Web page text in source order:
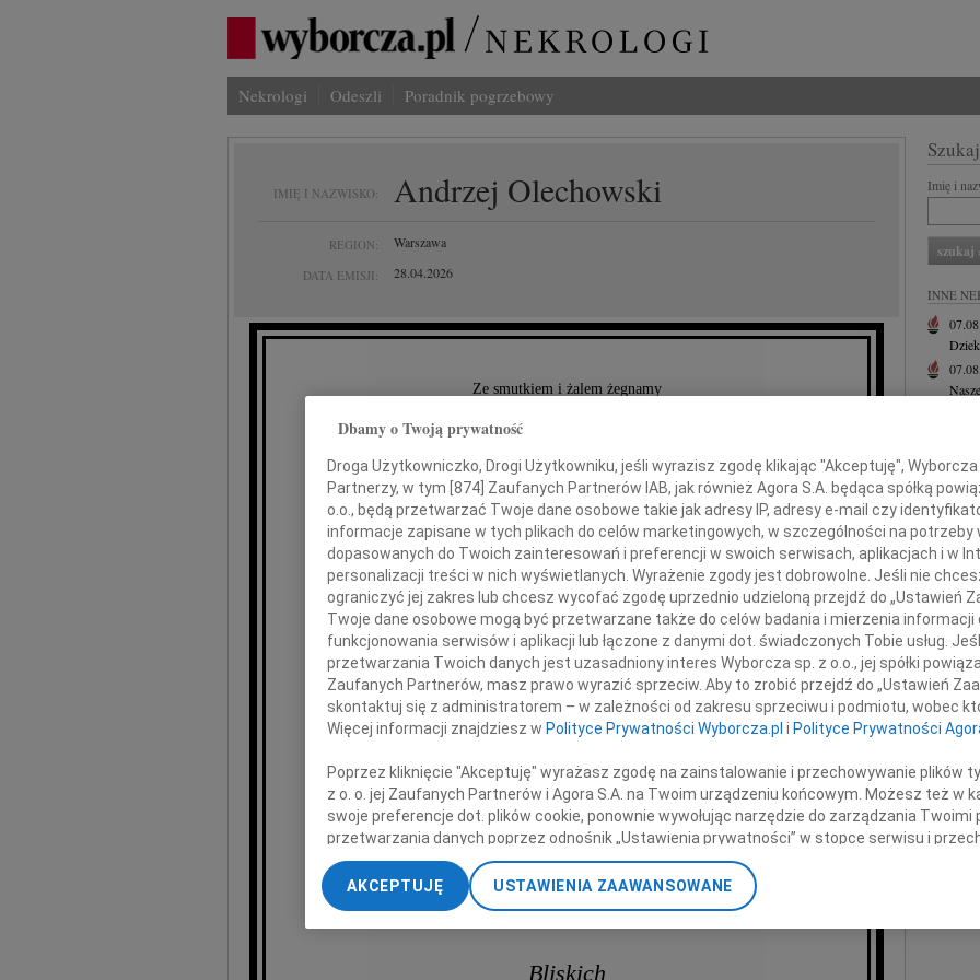
Nekrologi Odeszli Poradnik pogrzebowy
IMIĘ I NAZWISKO: Andrzej Olechowski
REGION: Warszawa
DATA EMISJI: 28.04.2026
Ze smutkiem i żalem żegnamy
Andrzeja Olechowskiego
wielkiego zwolennika gospodarki rynkowej,
jedną z kluczowych osób polskiej transformacji ustrojowej i gospodarczej.
Odegrał istotną rolę w procesie przystąpienia Polski do Unii Europejskiej.
Był uroczym, bezpośrednim człowiekiem,
wymagającym i konsekwentnym, ważną postacią
w historii Konfederacji Lewiatan.
Swoją wiedzą i obecnością wspierał także
Lista Jego zasług dla Polski i Polaków,
ale także społeczności międzynarodowej, jest bardzo długa.
Cześć Jego pamięci!
Bliskich
Imię i
INNE
Z
W
+
Jerzy
Dbamy o Twoją prywatność
Droga Użytkowniczko, Drogi Użytkowniku, jeśli wyrazisz zgodę klikając "Akceptuję",
Partnerzy, w tym [ 874 ] Zaufanych Partnerów IAB, jak również Agora S.A. będąca spółką
o.o., będą przetwarzać Twoje dane osobowe takie jak adresy IP, adresy e-mail czy
informacje zapisane w tych plikach do celów marketingowych, w szczególności na potrzeby
dopasowanych do Twoich zainteresowań i preferencji w swoich serwisach, aplikacjach i w
personalizacji treści w nich wyświetlanych. Wyrażenie zgody jest dobrowolne. Jeśli nie
ograniczyć jej zakres lub chcesz wycofać zgodę uprzednio udzieloną przejdź do „Ustawień
Twoje dane osobowe mogą być przetwarzane także do celów badania i mierzenia
funkcjonowania serwisów i aplikacji lub łączone z danymi dot. świadczonych Tobie usług.
przetwarzania Twoich danych jest uzasadniony interes Wyborcza sp. z o.o., jej spółki
Zaufanych Partnerów, masz prawo wyrazić sprzeciw. Aby to zrobić przejdź do „Ustawień
skontaktuj się z administratorem – w zależności od zakresu sprzeciwu i podmiotu, wobec
Więcej informacji znajdziesz w Polityce Prywatności Wyborcza.pl i Polityce Prywatności
Poprzez kliknięcie "Akceptuję" wyrażasz zgodę na zainstalowanie i przechowywanie plików
z o. o. jej Zaufanych Partnerów i Agora S.A. na Twoim urządzeniu końcowym. Możesz też w
swoje preferencje dot. plików cookie, ponownie wywołując narzędzie do zarządzania
przetwarzania danych poprzez odnośnik „Ustawienia prywatności” w stopce serwisu i
„Ustawienia zaawansowane”. Zmiana ustawień plików cookie możliwa jest także za pomocą
My, nasi Zaufani Partnerzy i Agora S.A. możemy przetwarzać dane osobowe w
dokładnych danych geolokalizacyjnych. Aktywne skanowanie charakterystyki urządzenia do
treści, badnie odbiorców i ulepszanie usług.
USTAWIENIA ZAAWANSOWANE
AKCEPTUJĘ